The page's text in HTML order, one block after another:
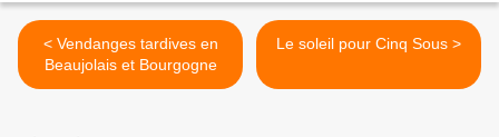
< Vendanges tardives en
Beaujolais et Bourgogne
Le soleil pour Cinq Sous >